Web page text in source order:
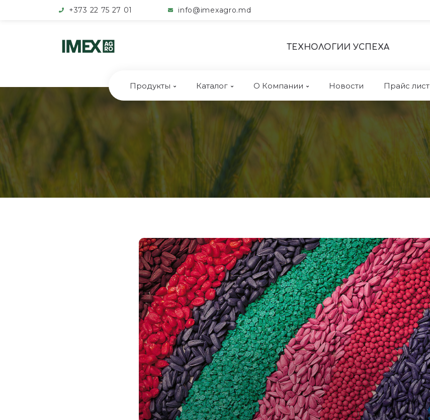
+373 22 75 27 01 info@imexagro.md
ТЕХНОЛОГИИ УСПЕХА
Продукты Каталог О Компании Новости Прайс лист